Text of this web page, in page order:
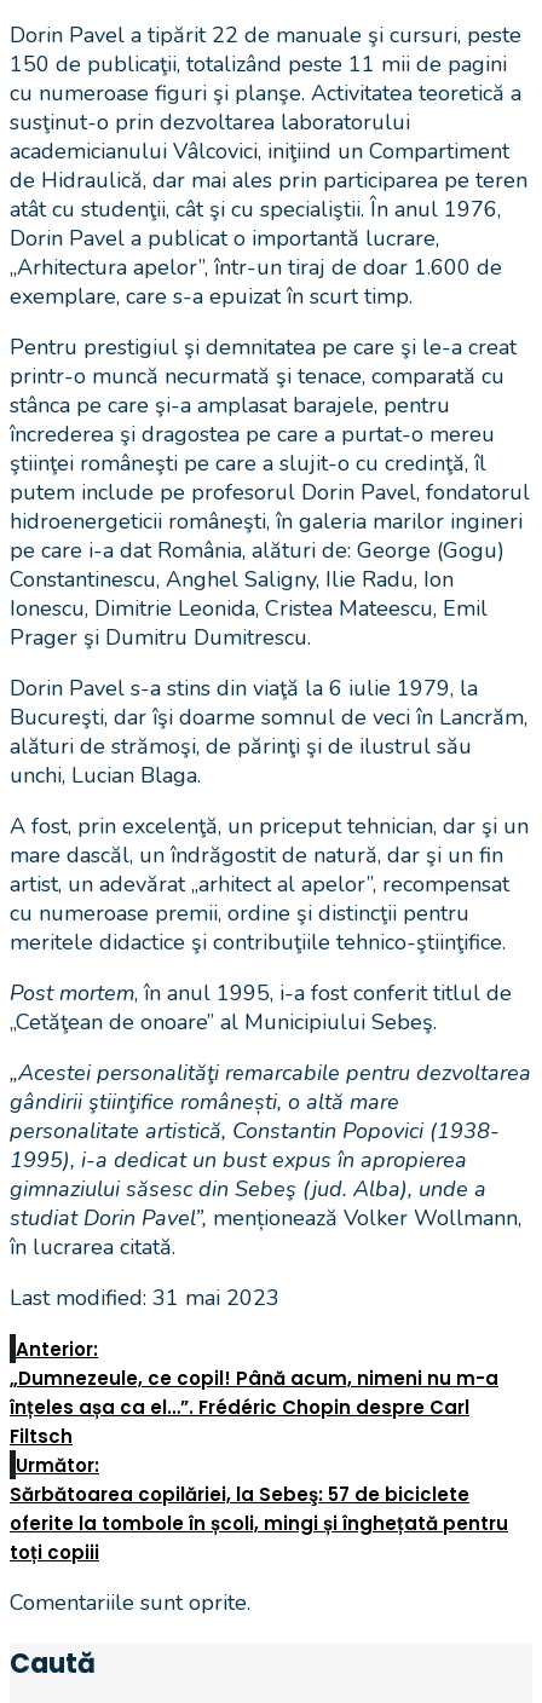
Dorin Pavel a tipărit 22 de manuale şi cursuri, peste
150 de publicaţii, totalizând peste 11 mii de pagini
cu numeroase figuri şi planşe. Activitatea teoretică a
susţinut-o prin dezvoltarea laboratorului
academicianului Vâlcovici, iniţiind un Compartiment
de Hidraulică, dar mai ales prin participarea pe teren
atât cu studenţii, cât şi cu specialiştii. În anul 1976,
Dorin Pavel a publicat o importantă lucrare,
„Arhitectura apelor”, într-un tiraj de doar 1.600 de
exemplare, care s-a epuizat în scurt timp.
Pentru prestigiul şi demnitatea pe care şi le-a creat
printr-o muncă necurmată şi tenace, comparată cu
stânca pe care şi-a amplasat barajele, pentru
încrederea şi dragostea pe care a purtat-o mereu
ştiinţei româneşti pe care a slujit-o cu credinţă, îl
putem include pe profesorul Dorin Pavel, fondatorul
hidroenergeticii româneşti, în galeria marilor ingineri
pe care i-a dat România, alături de: George (Gogu)
Constantinescu, Anghel Saligny, Ilie Radu, Ion
Ionescu, Dimitrie Leonida, Cristea Mateescu, Emil
Prager şi Dumitru Dumitrescu.
Dorin Pavel s-a stins din viaţă la 6 iulie 1979, la
Bucureşti, dar îşi doarme somnul de veci în Lancrăm,
alături de strămoşi, de părinţi şi de ilustrul său
unchi, Lucian Blaga.
A fost, prin excelenţă, un priceput tehnician, dar şi un
mare dascăl, un îndrăgostit de natură, dar şi un fin
artist, un adevărat „arhitect al apelor”, recompensat
cu numeroase premii, ordine şi distincţii pentru
meritele didactice şi contribuţiile tehnico-ştiinţifice.
Post mortem, în anul 1995, i-a fost conferit titlul de
„Cetăţean de onoare” al Municipiului Sebeş.
„Acestei personalităţi remarcabile pentru dezvoltarea
gândirii ştiinţifice românești, o altă mare
personalitate artistică, Constantin Popovici (1938-
1995), i-a dedicat un bust expus în apropierea
gimnaziului săsesc din Sebeş (jud. Alba), unde a
studiat Dorin Pavel”, menționează Volker Wollmann,
în lucrarea citată.
Last modified: 31 mai 2023
Anterior:
„Dumnezeule, ce copil! Până acum, nimeni nu m-a
înțeles așa ca el…”. Frédéric Chopin despre Carl
Filtsch
Următor:
Sărbătoarea copilăriei, la Sebeş: 57 de biciclete
oferite la tombole în școli, mingi și înghețată pentru
toți copiii
Comentariile sunt oprite.
Caută